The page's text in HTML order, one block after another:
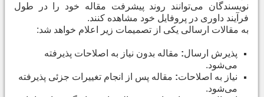
نویسندگان می‌توانند روند پیشرفت مقاله خود را در طول
فرآیند داوری در پروفایل خود مشاهده کنند.
به مقالات ارسالی یکی از تصمیمات زیر اعلام خواهد شد:
پذیرش ارسال: مقاله بدون نیاز به اصلاحات پذیرفته
می‌شود.
نیاز به اصلاحات: مقاله پس از انجام تغییرات جزئی پذیرفته
می‌شود.